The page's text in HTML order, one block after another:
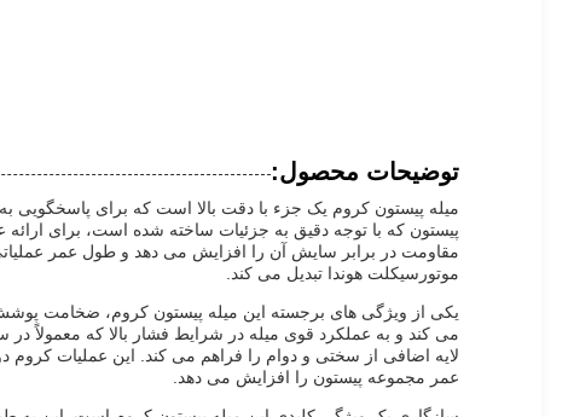
توضیحات محصول:
میله پیستون کروم یک جزء با دقت بالا است که برای پاسخگویی
پیستون که با توجه دقیق به جزئیات ساخته شده است، برای
مقاومت در برابر سایش آن را افزایش می دهد و طول عمر
موتورسیکلت هوندا تبدیل می کند.
لایه اضافی از سختی و دوام را فراهم می کند. این عملیات کروم
عمر مجموعه پیستون را افزایش می دهد.